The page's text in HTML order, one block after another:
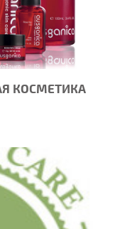
КОСМЕТИКА